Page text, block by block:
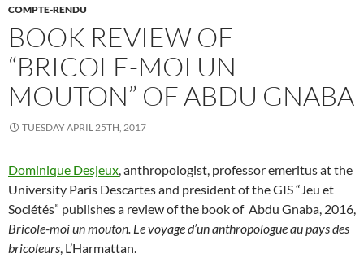
COMPTE-RENDU
BOOK REVIEW OF
“BRICOLE-MOI UN
MOUTON” OF ABDU GNABA
TUESDAY APRIL 25TH, 2017
Dominique Desjeux, anthropologist, professor emeritus at the
University Paris Descartes and president of the GIS “Jeu et
Sociétés” publishes a review of the book of Abdu Gnaba, 2016,
Bricole-moi un mouton. Le voyage d’un anthropologue au pays des
bricoleurs, L’Harmattan.